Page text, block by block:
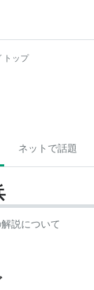
トップ
ネットで話題
説について